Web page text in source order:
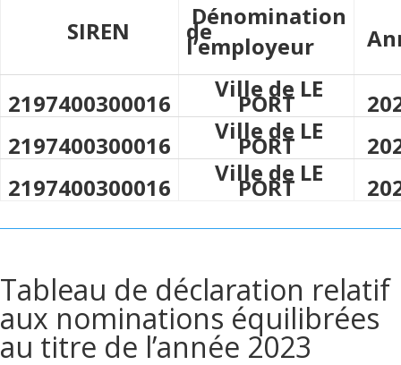
SIREN
Dénomination
de
l’employeur
2197400300016
Ville de LE
PORT
2197400300016
Ville de LE
PORT
2197400300016
Ville de LE
PORT
Tableau de déclaration relatif
aux nominations équilibrées
au titre de l’année 2023